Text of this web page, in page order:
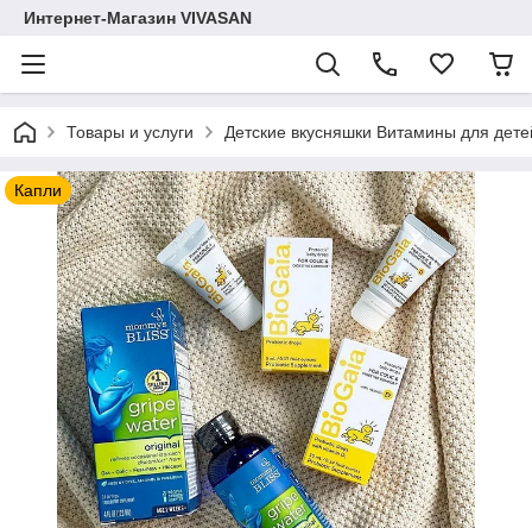
Интернет-Магазин VIVASAN
Товары и услуги Детские вкусняшки Витамины для
Капли